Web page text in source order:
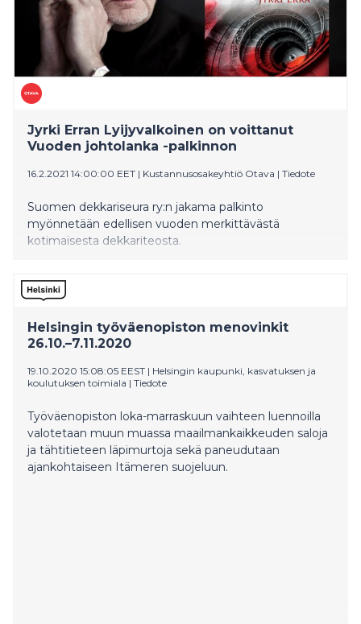
Jyrki Erran Lyijyvalkoinen on voittanut
Vuoden johtolanka -palkinnon
16.2.2021 14:00:00 EET | Kustannusosakeyhtiö Otava | Tiedote
Suomen dekkariseura ry:n jakama palkinto
myönnetään edellisen vuoden merkittävästä
kotimaisesta dekkariteosta.
Helsingin työväenopiston menovinkit
26.10.–7.11.2020
19.10.2020 15:08:05 EEST | Helsingin kaupunki, kasvatuksen ja
koulutuksen toimiala | Tiedote
Työväenopiston loka-marraskuun vaihteen luennoilla
valotetaan muun muassa maailmankaikkeuden saloja
ja tähtitieteen läpimurtoja sekä paneudutaan
ajankohtaiseen Itämeren suojeluun.